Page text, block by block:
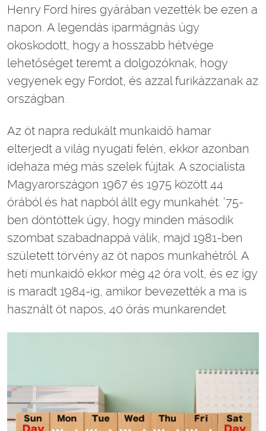
Henry Ford híres gyárában vezették be ezen a
napon. A legendás iparmágnás úgy
okoskodott, hogy a hosszabb hétvége
lehetőséget teremt a dolgozóknak, hogy
vegyenek egy Fordot, és azzal furikázzanak az
országban.
Az öt napra redukált munkaidő hamar
elterjedt a világ nyugati felén, ekkor azonban
idehaza még más szelek fújtak. A szocialista
Magyarországon 1967 és 1975 között 44
órából és hat napból állt egy munkahét. ’75-
ben döntöttek úgy, hogy minden második
szombat szabadnappá válik, majd 1981-ben
született törvény az öt napos munkahétről. A
heti munkaidő ekkor még 42 óra volt, és ez így
is maradt 1984-ig, amikor bevezették a ma is
használt öt napos, 40 órás munkarendet.